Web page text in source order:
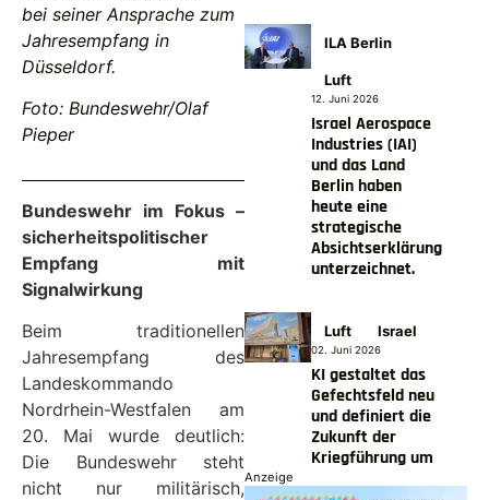
bei seiner Ansprache zum
Jahresempfang in
Düsseldorf.
Foto: Bundeswehr/Olaf
Pieper
Bundeswehr im Fokus –
sicherheitspolitischer
Empfang mit
Signalwirkung
Beim traditionellen
Jahresempfang des
Landeskommando
Nordrhein-Westfalen am
20. Mai wurde deutlich:
Die Bundeswehr steht
nicht nur militärisch,
ILA Berlin
Luft
12. Juni 2026
Israel Aerospace
Industries (IAI)
und das Land
Berlin haben
heute eine
strategische
Absichtserklärung
unterzeichnet.
Luft Israel
02. Juni 2026
KI gestaltet das
Gefechtsfeld neu
und definiert die
Zukunft der
Kriegführung um
Anzeige